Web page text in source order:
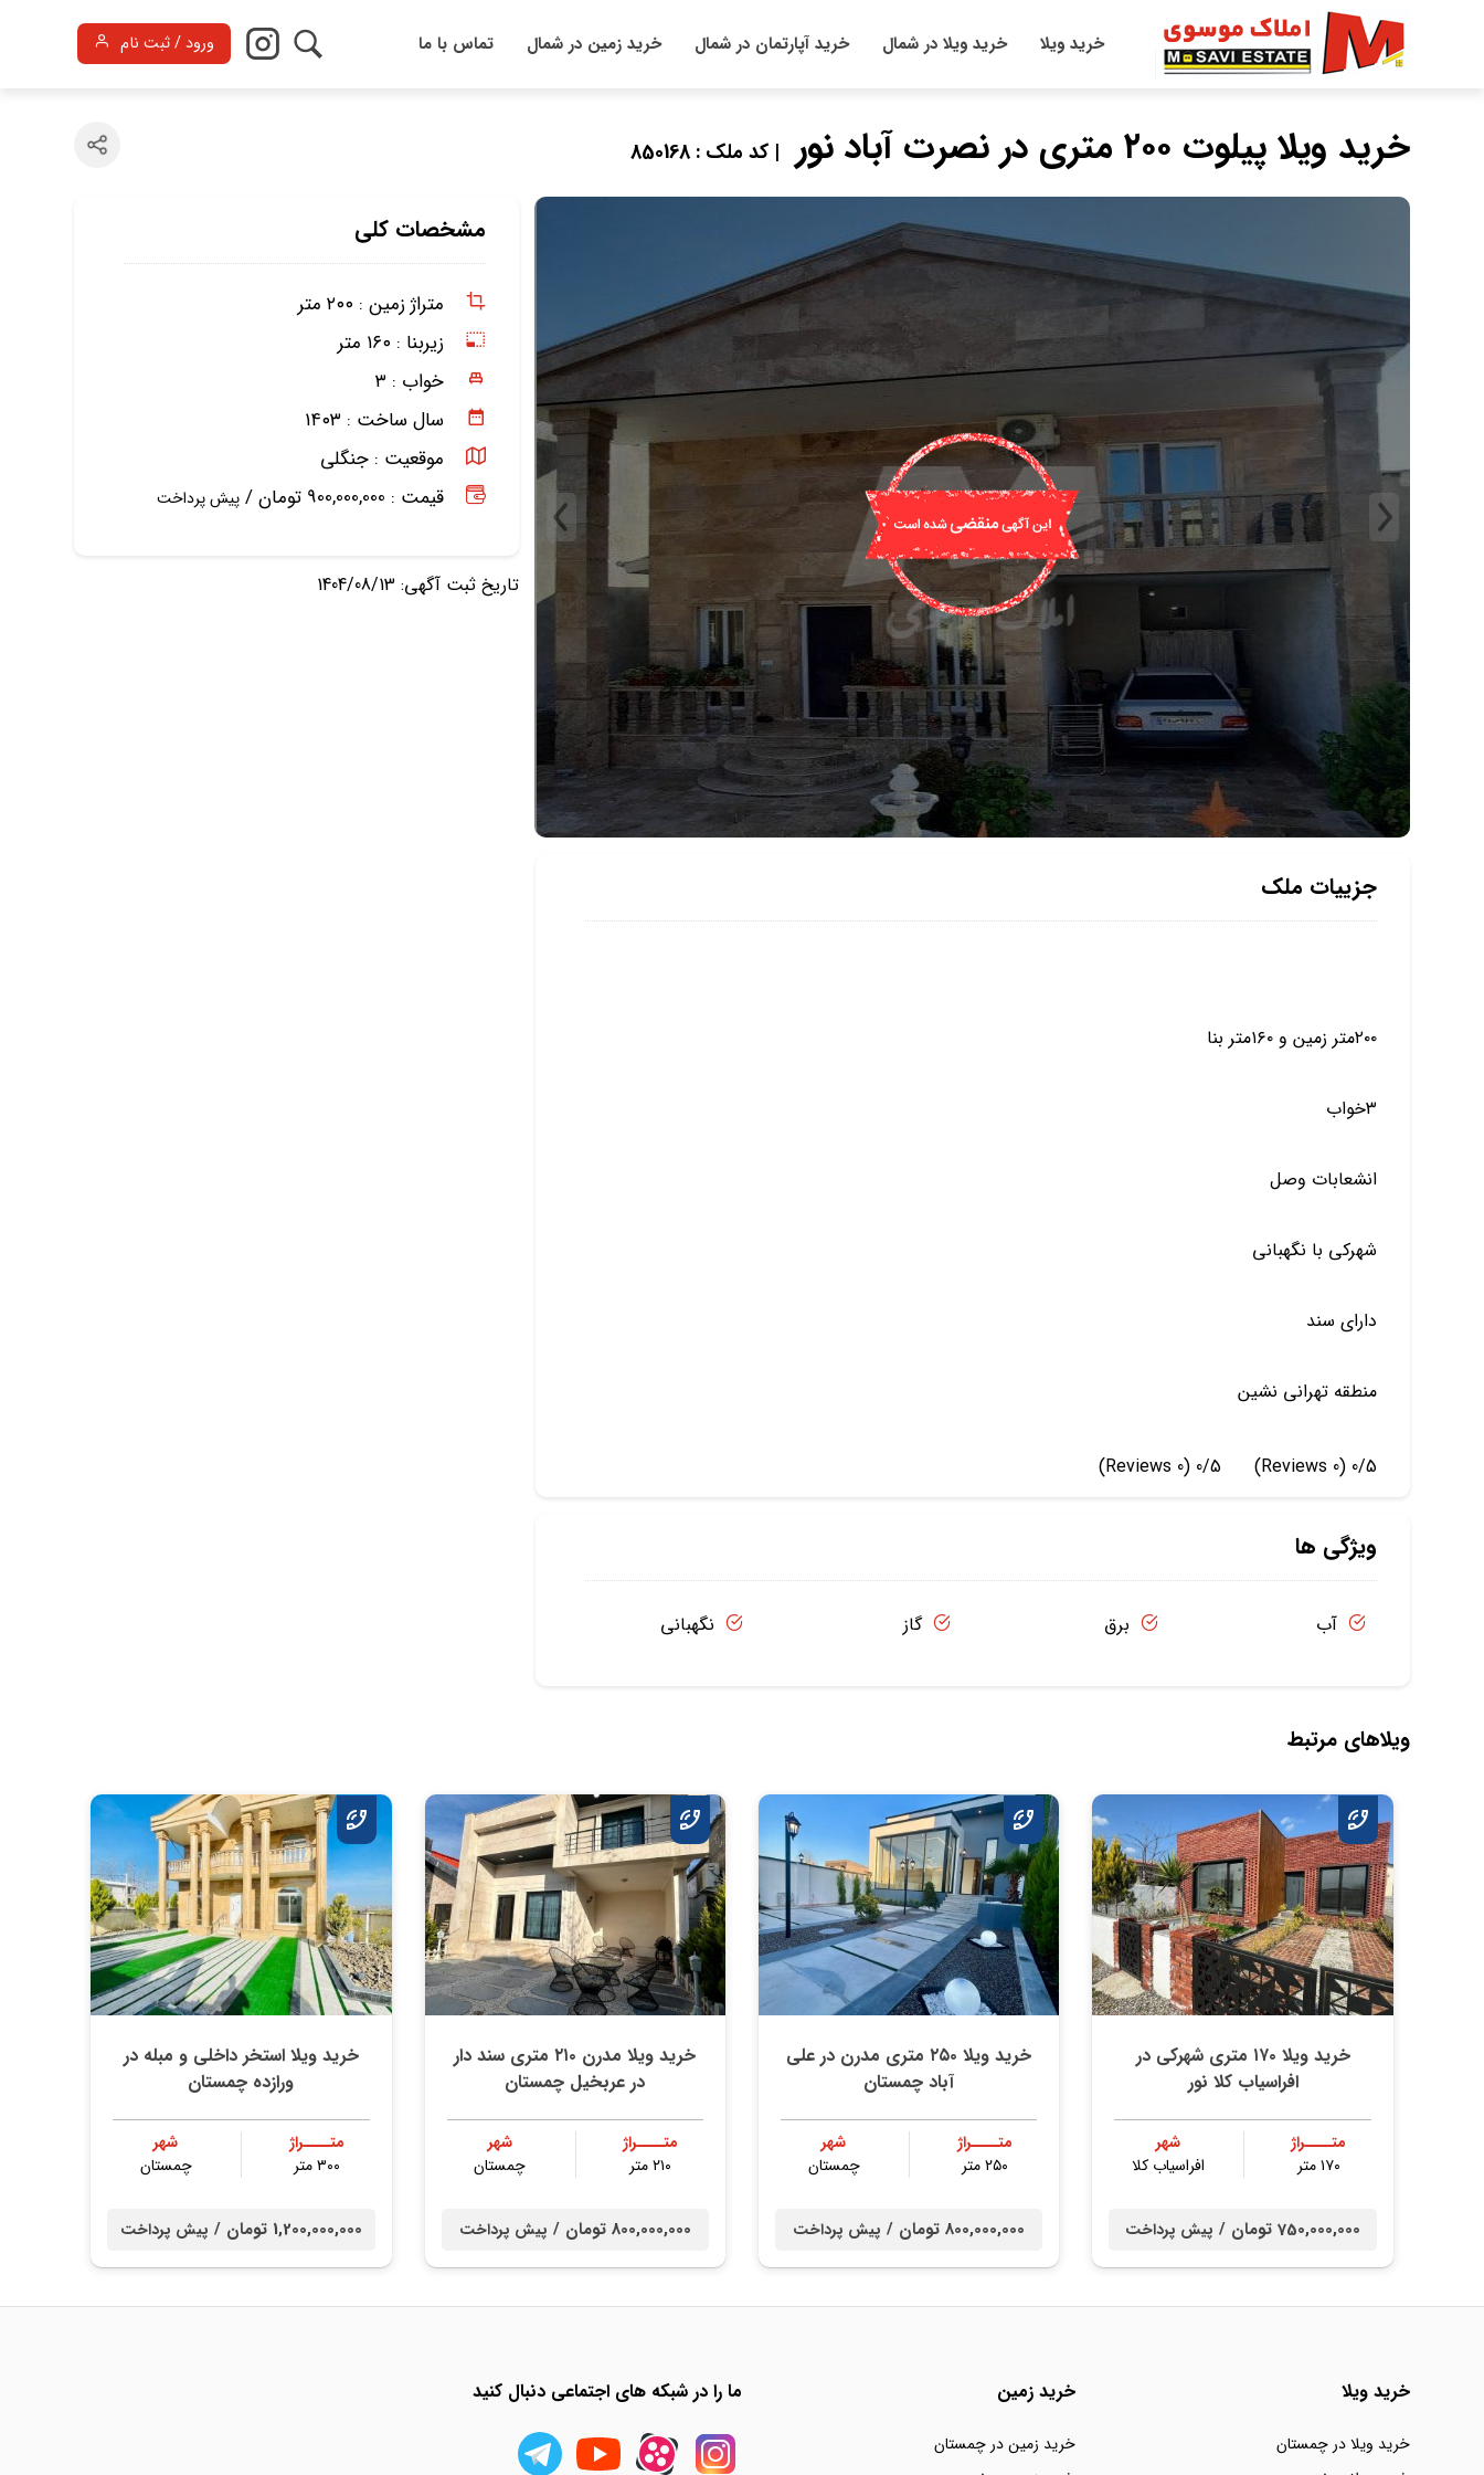
خرید ویلا خرید ویلا در شمال خرید آپارتمان در شمال خرید زمین در شمال تماس با ما ورود / ثبت نام
خرید ویلا پیلوت ۲۰۰ متری در نصرت آباد نور | کد ملک : 850168
مشخصات کلی
متراژ زمین : ۲۰۰ متر
زیربنا : ۱۶۰ متر
خواب : ۳
سال ساخت : ۱۴۰۳
موقعیت : جنگلی
قیمت : 900,000,000 تومان /
پیش پرداخت
تاریخ ثبت آگهی: 1404/08/13
جزییات ملک
۲۰۰متر زمین و ۱۶۰متر بنا
۳خواب
انشعابات وصل
شهرکی با نگهبانی
دارای سند
منطقه تهرانی نشین
0/5
(0 Reviews)
0/5
(0 Reviews)
ویژگی ها
آب برق گاز نگهبانی
ویلاهای مرتبط
خرید ویلا ۱۷۰ متری شهرکی در
افراسیاب کلا نور
متــــراژ
۱۷۰ متر
شهر
افراسیاب کلا
750,000,000 تومان / پیش پرداخت
خرید ویلا ۲۵۰ متری مدرن در علی
آباد چمستان
متــــراژ
۲۵۰ متر
شهر
چمستان
800,000,000 تومان / پیش پرداخت
خرید ویلا مدرن ۲۱۰ متری سند دار
در عربخیل چمستان
متــــراژ
۲۱۰ متر
شهر
چمستان
800,000,000 تومان / پیش پرداخت
خرید ویلا استخر داخلی و مبله در
ورازده چمستان
متــــراژ
۳۰۰ متر
شهر
چمستان
1,200,000,000 تومان / پیش پرداخت
خرید ویلا
خرید ویلا در چمستان
خرید زمین
خرید زمین در چمستان
ما را در شبکه های اجتماعی دنبال کنید